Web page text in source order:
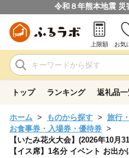
令和８年熊本地震 災
上限額 お気
トップ ランキング 返礼品
ホーム ものから探す
旅行
お食事券・入場券・優待券
【いたみ花火大会】(2026年10月
【イス席】1名分 イベント お出